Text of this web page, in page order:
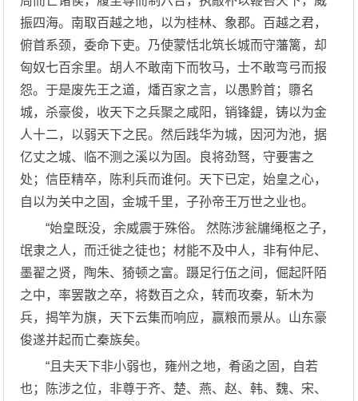
振四海。南取百越之地，以为桂林、象郡。百越之君，
俯首系颈，委命下吏。乃使蒙恬北筑长城而守藩篱，却
匈奴七百余里。胡人不敢南下而牧马，士不敢弯弓而报
怨。于是废先王之道，燔百家之言，以愚黔首；隳名
城，杀豪俊，收天下之兵聚之咸阳，销锋鍉，铸以为金
人十二，以弱天下之民。然后践华为城，因河为池，据
亿丈之城、临不测之溪以为固。良将劲驽，守要害之
处；信臣精卒，陈利兵而谁何。天下已定，始皇之心，
自以为关中之固，金城千里，子孙帝王万世之业也。
“始皇既没，余威震于殊俗。 然陈涉瓮牖绳枢之子，
氓隶之人，而迁徙之徒也；材能不及中人，非有仲尼、
墨翟之贤，陶朱、猗顿之富。蹑足行伍之间，倔起阡陌
之中，率罢散之卒，将数百之众，转而攻秦，斩木为
兵，揭竿为旗，天下云集而响应，赢粮而景从。山东豪
俊遂并起而亡秦族矣。
“且夫天下非小弱也，雍州之地，肴函之固，自若
也；陈涉之位，非尊于齐、楚、燕、赵、韩、魏、宋、